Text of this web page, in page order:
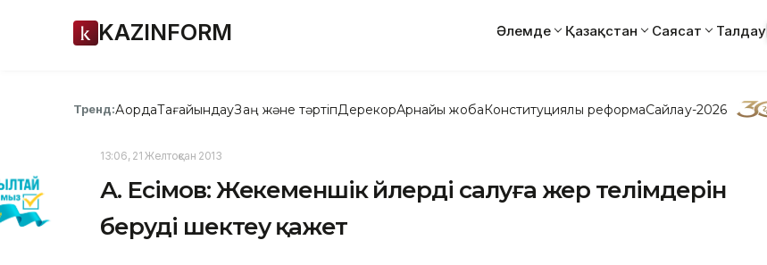
KAZINFORM Әлемде Қазақстан Саясат Талдау
Тренд:АқордаТағайындауЗаң және тәртіпДерекқорАрнайы жобаКонституциялық реформаСайлау-2026
13:06, 21 Желтоқсан 2013
А. Есімов: Жекеменшік үйлерді салуға жер телімдерін
беруді шектеу қажет